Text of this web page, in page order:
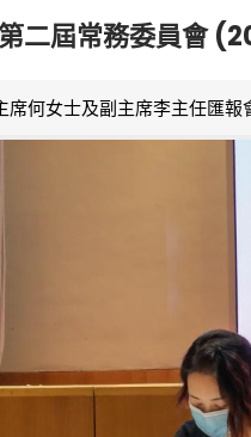
二屆常務委員會
席何女士及副主席李主任匯報